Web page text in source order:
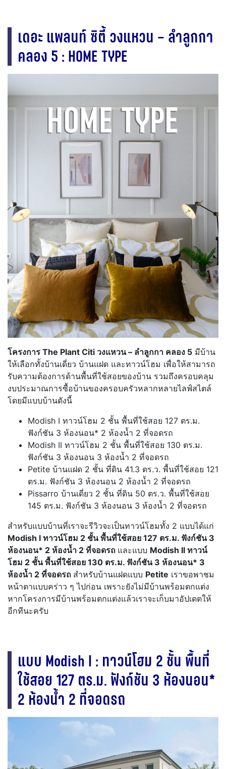
เดอะ แพลนท์ ซิตี้ วงแหวน – ลำลูกกา
คลอง 5 : HOME TYPE
โครงการ The Plant Citi วงแหวน – ลำลูกกา คลอง 5 มีบ้าน
ให้เลือกทั้งบ้านเดี่ยว บ้านแฝด และทาวน์โฮม เพื่อให้สามารถ
รับความต้องการด้านพื้นที่ใช้สอยของบ้าน รวมถึงครอบคลุม
งบประมาณการซื้อบ้านของครอบครัวหลากหลายไลฟ์สไตล์
โดยมีแบบบ้านดังนี้
Modish I ทาวน์โฮม 2 ชั้น พื้นที่ใช้สอย 127 ตร.ม.
ฟังก์ชัน 3 ห้องนอน* 2 ห้องน้ำ 2 ที่จอดรถ
Modish II ทาวน์โฮม 2 ชั้น พื้นที่ใช้สอย 130 ตร.ม.
ฟังก์ชัน 3 ห้องนอน 3 ห้องน้ำ 2 ที่จอดรถ
Petite บ้านแฝด 2 ชั้น ที่ดิน 41.3 ตร.ว. พื้นที่ใช้สอย 121
ตร.ม. ฟังก์ชัน 3 ห้องนอน 2 ห้องน้ำ 2 ที่จอดรถ
Pissarro บ้านเดี่ยว 2 ชั้น ที่ดิน 50 ตร.ว. พื้นที่ใช้สอย
145 ตร.ม. ฟังก์ชัน 3 ห้องนอน 3 ห้องน้ำ 2 ที่จอดรถ
สำหรับแบบบ้านที่เราจะรีวิวจะเป็นทาวน์โฮมทั้ง 2 แบบได้แก่
Modish I ทาวน์โฮม 2 ชั้น พื้นที่ใช้สอย 127 ตร.ม. ฟังก์ชัน 3
ห้องนอน* 2 ห้องน้ำ 2 ที่จอดรถ และแบบ Modish II ทาวน์
โฮม 2 ชั้น พื้นที่ใช้สอย 130 ตร.ม. ฟังก์ชัน 3 ห้องนอน* 3
ห้องน้ำ 2 ที่จอดรถ สำหรับบ้านแฝดแบบ Petite เราขอพาชม
หน้าตาแบบคร่าว ๆ ไปก่อน เพราะยังไม่มีบ้านพร้อมตกแต่ง
หากโครงการมีบ้านพร้อมตกแต่งแล้วเราจะเก็บมาอัปเดตให้
อีกทีนะครับ
แบบ Modish I : ทาวน์โฮม 2 ชั้น พื้นที่
ใช้สอย 127 ตร.ม. ฟังก์ชัน 3 ห้องนอน*
2 ห้องน้ำ 2 ที่จอดรถ